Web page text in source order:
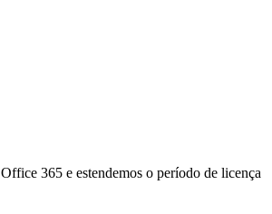
365 e estendemos o período de licença